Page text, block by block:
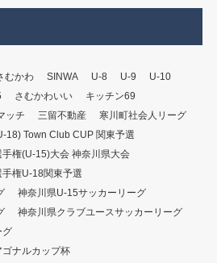
むかわ SINWA U-8 U-9
U-10
さむかわいい
キッチン69
ッチ 三留不動産
寒川町社会人リーグ
18) Town Club CUP 関東予選
権(U-15)大会 神奈川県大会
権U-18関東予選
神奈川県U-15サッカーリーグ
神奈川県クラブユースサッカーリーグ
グ
ナルカップ杯